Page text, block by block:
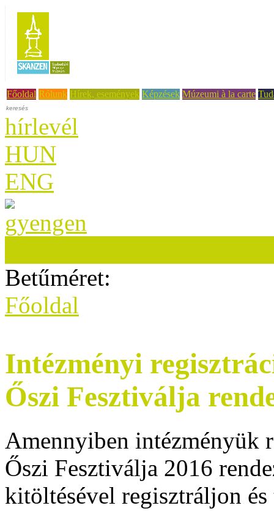
Főoldal Rólunk Hírek, események Képzések Múzeumi à la carte
hírlevél
HUN
ENG
Betűméret:
Főoldal
Intézményi
Őszi Fesztiválja
Amennyiben intézményük
Őszi Fesztiválja 2016
kitöltésével regisztráljon